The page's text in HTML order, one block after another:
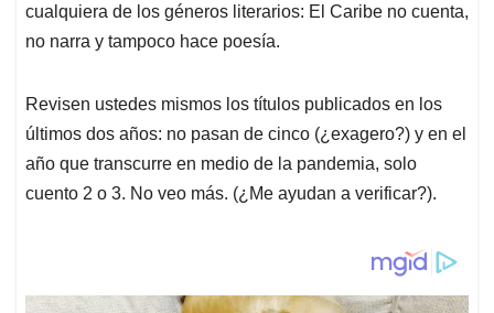
cualquiera de los géneros literarios: El Caribe no cuenta,
no narra y tampoco hace poesía.
Revisen ustedes mismos los títulos publicados en los
últimos dos años: no pasan de cinco (¿exagero?) y en el
año que transcurre en medio de la pandemia, solo
cuento 2 o 3. No veo más. (¿Me ayudan a verificar?).